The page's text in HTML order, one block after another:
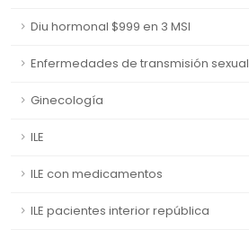
Diu hormonal $999 en 3 MSI
Enfermedades de transmisión sexual
Ginecología
ILE
ILE con medicamentos
ILE pacientes interior república